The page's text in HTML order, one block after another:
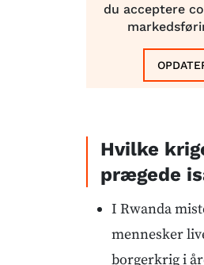
du acceptere
Hvilke
prægede
I Rwanda
mennesker
borgerkrig i